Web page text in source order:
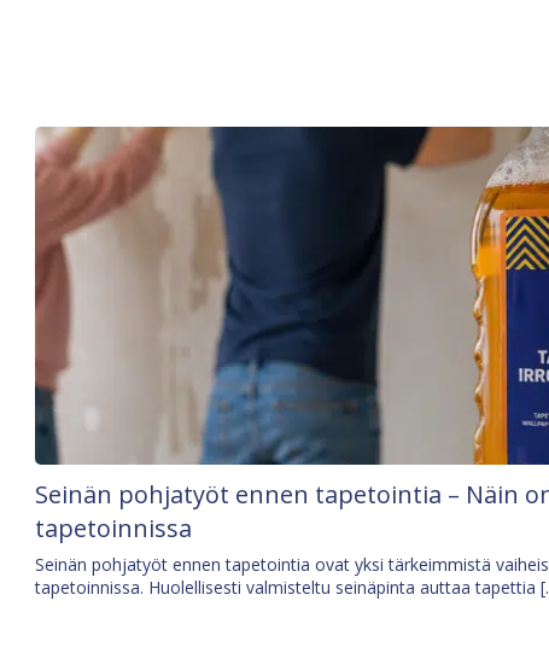
Seinän pohjatyöt ennen tapetointia – Näin
tapetoinnissa
Seinän pohjatyöt ennen tapetointia ovat yksi tärkeimmistä
tapetoinnissa. Huolellisesti valmisteltu seinäpinta auttaa tapettia